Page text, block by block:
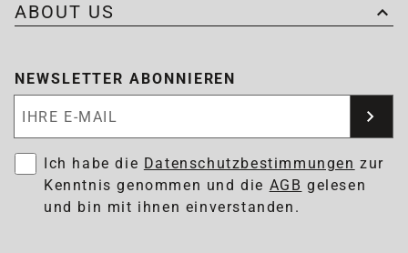
ABOUT US
NEWSLETTER ABONNIEREN
Ich habe die Datenschutzbestimmungen zur
Kenntnis genommen und die AGB gelesen
und bin mit ihnen einverstanden.